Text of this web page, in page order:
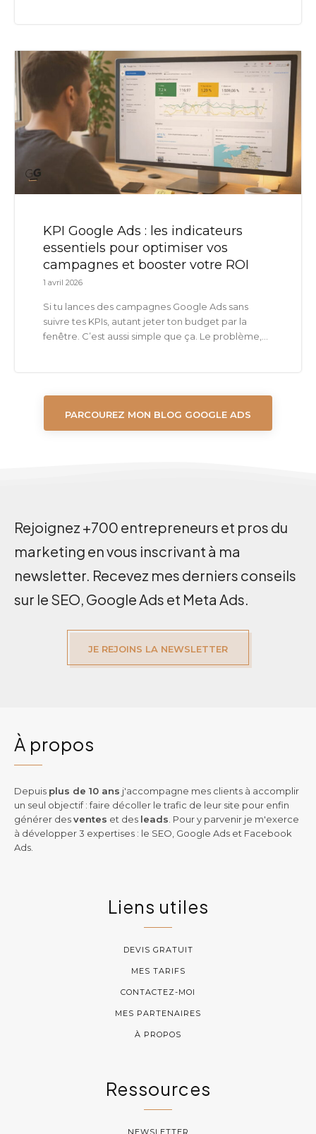
KPI Google Ads : les indicateurs
essentiels pour optimiser vos
campagnes et booster votre ROI
1 avril 2026
Si tu lances des campagnes Google Ads sans
suivre tes KPIs, autant jeter ton budget par la
fenêtre. C’est aussi simple que ça. Le problème,...
PARCOUREZ MON BLOG GOOGLE ADS
Rejoignez +700 entrepreneurs et pros du
marketing en vous inscrivant à ma
newsletter. Recevez mes derniers conseils
sur le SEO, Google Ads et Meta Ads.
JE REJOINS LA NEWSLETTER
À propos
Depuis plus de 10 ans j'accompagne mes clients à accomplir
un seul objectif : faire décoller le trafic de leur site pour enfin
générer desventes et des leads . Pour y parvenir je m'exerce
à développer 3 expertises : le SEO, Google Ads et Facebook
Ads.
Liens utiles
DEVIS GRATUIT
MES TARIFS
CONTACTEZ-MOI
MES PARTENAIRES
À PROPOS
Ressources
NEWSLETTER